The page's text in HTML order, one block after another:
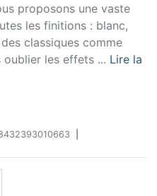
proposons une vaste
les finitions : blanc,
classiques comme
oublier les effets ... Lire la